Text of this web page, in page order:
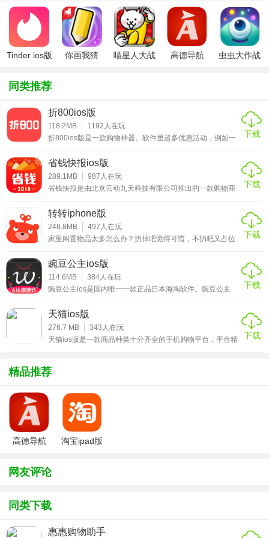
★惠惠购物助手软件亮点
1、价格走势功能当您在商品页面查看商品时，平台自动为您
呈现商品价格走势，让您找到最佳购买时机;
2、用户在淘宝浏览想要购买的服饰页面时，这款购物助手自
3、当您觉得正在查看的商品价格不符合预期时，可以订阅该
商品的降价提醒，商品降价后您会收到邮件通知，保证不错
★惠惠购物助手软件优势
优惠券信息都会和官方同步;
2、拥有最专业的优惠券上新团队，确保各大平台里面的所有
3、可以说是一款非常实用的领优惠券省钱神器，可以搜索淘
宝、天猫等大平台里面饿商品优惠券。
★惠惠购物助手主要功能
1、商品种类齐全
自己想要的商品;
2、全新改版，信息更丰富
每天提供的折扣更新条数即将翻倍，界面更精致，更清新，
使用也更贴心;
当然，原惠惠折扣日报的全部功能仍然保留：折扣、晒单、
锦囊、白菜价，以及各种惊喜福利。
Tinder ios版
你画我猜
喵星人大战
高德导航
虫虫大作战
同类推荐
折800ios版
118.2MB 1192 人在玩
折800ios版是一款购物神器。软件里超多优惠活动，例如一
收。买再多也不用担心这个月要吃土啦。软件中的商品分类
众多，无论你是想要购买美妆、家居、服饰、母婴、鞋包、
数码产品，折800ios版都能让你买到物美价廉的优质商品。
买东西，先领券，这里有千万优惠券可以让您随心领。喜欢
下载
省钱快报ios版
289.1MB 987 人在玩
省钱快报是由北京云动九天科技有限公司推出的一款购物商
众多优质商品，各类商品好货特惠，质量不打折。省钱快报
ios版的搜索功能十分强大，用户可以一键查询需要的商品，
并且直接下单还可享受优惠券折扣。此外，软件还提供专属
客服一对一服务，无论有任何购物或售后方面的问题，都可
下载
转转iphone版
248.8MB 497 人在玩
家里闲置物品太多怎么办？扔掉吧觉得可惜，不扔吧又占位
推出的一款二手闲置物品交易平台，致力于让用户买卖闲置
物品变得更轻松。在这里，你可以把一些你平时用不到的小
商品以一定的价格进行出售，然后将赚到的钱去买你喜欢的
商品。这里的商品都需要经过严格的质检，因此质量问题还
下载
豌豆公主ios版
114.6MB 384人在玩
豌豆公主ios是国内唯一一款正品日本海淘软件。豌豆公主
驻平台，为用户提供品质保证且最具价格优势的日本商品。
无论你想要日本零食、化妆品、护肤品还是母婴用品，都能
通过豌豆公主app方便的购买到。这里会有100位专业的日本
最潮达人帮你选购最优质的商品，亲身试用后进行产品的推
下载
天猫ios版
276.7 MB 343 人在玩
天猫ios版是一款商品种类十分齐全的手机购物平台，平台精
理、家庭生活等类别，用户可以轻松购买一些日常商品。同
时软件还提供有限的优惠活动，每天限时抢购，拼的是手
下载
精品推荐
高德导航
淘宝ipad版
网友评论
同类下载
惠惠购物助手